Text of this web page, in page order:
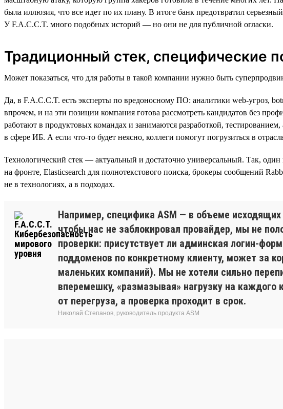
была иллюзия, что все идет по их плану. В итоге банк предотвратил
У F.A.C.C.T. много подобных историй — но они не для публичной огласки.
Традиционный стек, специфические
Может показаться, что для работы в такой компании нужно быть
Да, в F.A.C.C.T. есть эксперты по вредоносному ПО: аналитики web-угроз,
впрочем, и на эти позиции компания готова рассмотреть кандидатов без
работают в продуктовых командах и занимаются разработкой,
в сфере ИБ. А если что-то будет неясно, коллеги помогут погрузиться в
Технологический стек — актуальный и достаточно универсальный. Так,
на фронте, Elasticsearch для полнотекстового поиска, брокеры сообщений
не в технологиях, а в подходах.
Например, специфика ASM — в объеме
чтобы нас не заблокировал провайдер, мы не
проверки: присутствует ли админская логин-
поддоменов по конкретному клиенту, может за
маленьких компаний). Мы не хотели сильно
вперемешку, «размазывая» нагрузку на
от перегруза, а проверка проходит в срок.
Николай Степанов, руководитель продукта ASM